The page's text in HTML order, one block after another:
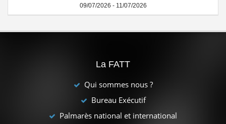
09/07/2026 - 11/07/2026
La FATT
Qui sommes nous ?
Bureau Exécutif
Palmarès national et international